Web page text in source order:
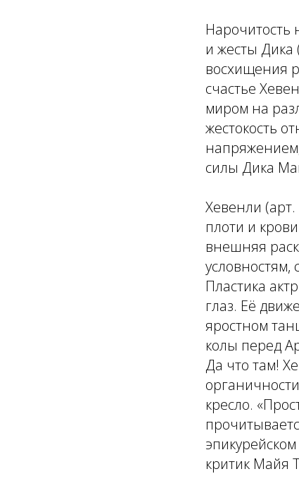
Нарочитость
и жесты Дика
восхищения
счастье
миром на
жестокость
силы Дика
Хевенли
плоти и
внешняя
Пластика
глаз. Её
яростном
колы перед
Да что там!
кресло.
критик Майя